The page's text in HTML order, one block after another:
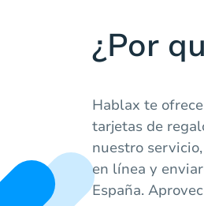
¿Por
Hablax te
tarjetas de
nuestro
en línea y
España.